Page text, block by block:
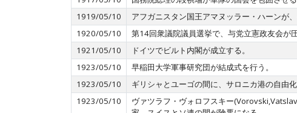
1919/05/10
アフガニスタン国王アマヌッラー・ハーンが
1920/05/10
第14回衆議院議員選挙で、与党立憲政友会が
1921/05/10
ドイツでビルト内閣が成立する。
1923/05/10
早稲田大学軍事研究団が結成式を行う。
1923/05/10
ギリシャとユーゴの間に、サロニカ港の自由
1923/05/10
ヴァツラフ・ヴォロフスキー